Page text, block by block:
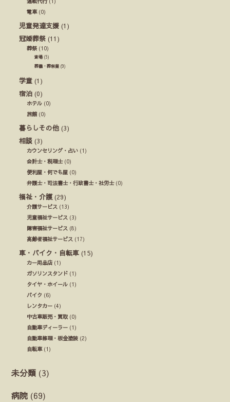
電車(0)
児童発達支援 (1)
冠婚葬祭 (11)
葬祭(10)
斎場(5)
葬儀・葬祭業 (9)
学童 (1)
宿泊 (0)
ホテル (0)
旅館 (0)
暮らしその他 (3)
相談 (3)
カウンセリング・占い (1)
会計士・税理士(0)
便利屋・何でも屋 (0)
弁護士・司法書士・行政書士・社労士(0)
福祉・介護(29)
介護サービス (13)
児童福祉サービス (3)
障害福祉サービス (8)
高齢者福祉サービス (17)
車・バイク・自転車 (15)
カー用品店 (1)
ガソリンスタンド (1)
タイヤ・ホイール (1)
バイク (6)
レンタカー (4)
中古車販売・買取 (0)
自動車ディーラー (1)
自動車修理・板金塗装 (2)
自転車(1)
未分類 (3)
病院 (69)